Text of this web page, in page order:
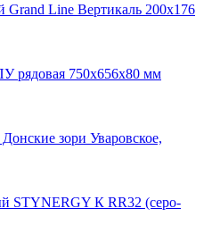
Grand Line Вертикаль 200х176
рядовая 750х656х80 мм
зори Уваровское,
STYNERGY К RR32 (серо-